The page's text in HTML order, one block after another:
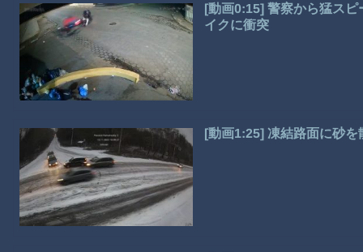
[動画0:15] 警察から猛ス
イクに衝突
[動画1:25] 凍結路面に砂を